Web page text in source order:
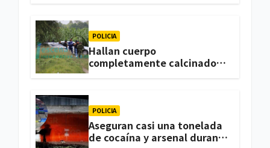
POLICIA
Hallan cuerpo
completamente calcinado
POLICIA
Aseguran casi una tonelada
de cocaína y arsenal durante